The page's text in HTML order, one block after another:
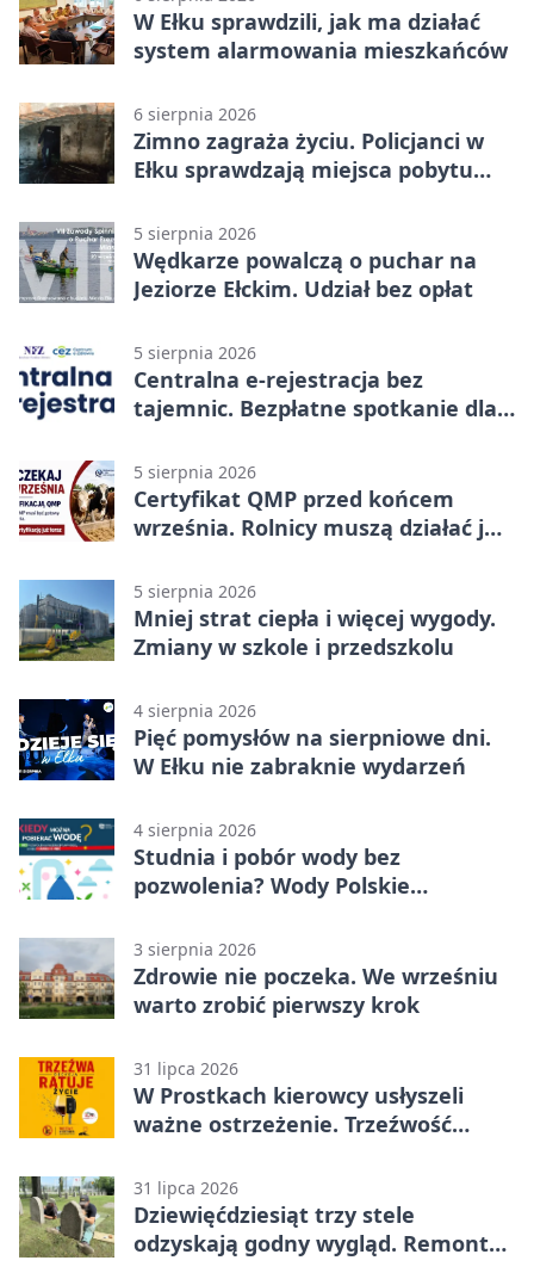
W Ełku sprawdzili, jak ma działać
system alarmowania mieszkańców
6 sierpnia 2026
Zimno zagraża życiu. Policjanci w
Ełku sprawdzają miejsca pobytu
5 sierpnia 2026
Wędkarze powalczą o puchar na
Jeziorze Ełckim. Udział bez opłat
5 sierpnia 2026
Centralna e-rejestracja bez
tajemnic. Bezpłatne spotkanie dla
5 sierpnia 2026
Certyfikat QMP przed końcem
września. Rolnicy muszą działać już
5 sierpnia 2026
Mniej strat ciepła i więcej wygody.
Zmiany w szkole i przedszkolu
4 sierpnia 2026
Pięć pomysłów na sierpniowe dni.
W Ełku nie zabraknie wydarzeń
4 sierpnia 2026
Studnia i pobór wody bez
pozwolenia? Wody Polskie
3 sierpnia 2026
Zdrowie nie poczeka. We wrześniu
warto zrobić pierwszy krok
31 lipca 2026
W Prostkach kierowcy usłyszeli
ważne ostrzeżenie. Trzeźwość
31 lipca 2026
Dziewięćdziesiąt trzy stele
odzyskają godny wygląd. Remont